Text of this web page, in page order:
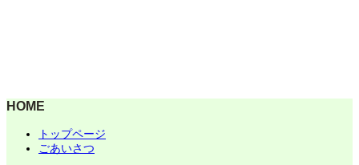
HOME
トップページ
ごあいさつ